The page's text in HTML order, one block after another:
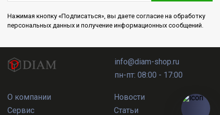
Нажимая кнопку «Подписаться», вы даете согласие на обработку
персональных данных и получение информационных сообщений.
О компании
Сервис
Новости
Статьи
info@diam-shop.ru
пн-пт: 08:00 - 17:00